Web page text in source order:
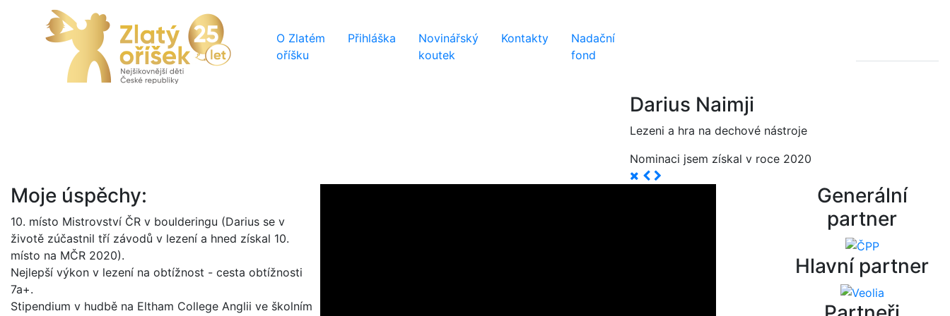
O Zlatém
oříšku
Přihláška
Novinářský
koutek
Kontakty
Nadační
fond
Darius Naimji
Lezeni a hra na dechové nástroje
Nominaci jsem získal v roce 2020
Moje úspěchy:
10. místo Mistrovství ČR v boulderingu (Darius se v
životě zúčastnil tří závodů v lezení a hned získal 10.
místo na MČR 2020).
Nejlepší výkon v lezení na obtížnost - cesta obtížnosti
7a+.
Stipendium v hudbě na Eltham College Anglii ve školním
Generální
partner
Hlavní partner